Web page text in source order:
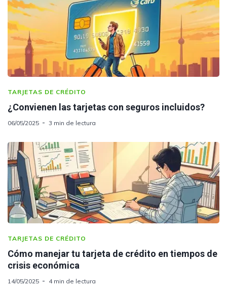
TARJETAS DE CRÉDITO
¿Convienen las tarjetas con seguros incluidos?
06/05/2025 3 min de lectura
TARJETAS DE CRÉDITO
Cómo manejar tu tarjeta de crédito en tiempos de
crisis económica
14/05/2025 4 min de lectura